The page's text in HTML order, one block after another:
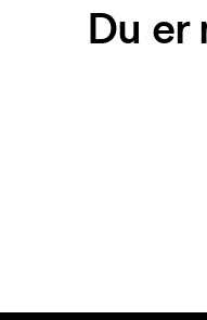
Du er